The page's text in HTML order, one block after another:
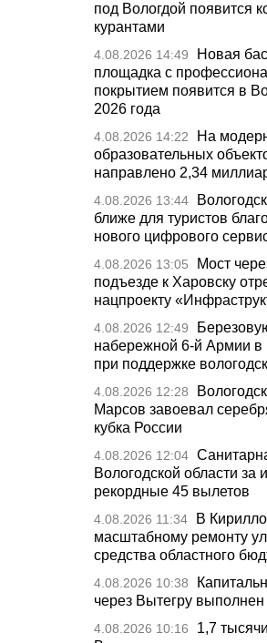
под Вологдой появится
курантами
4.08.2026 14:49
Новая
площадка с
покрытием появится в
2026 года
4.08.2026 14:22
На
образовательных
направлено 2,34
4.08.2026 13:44
ближе для туристов
нового цифрового
4.08.2026 13:05
Мост
подъезде к Харовску
нацпроекту
4.08.2026 12:49
набережной 6-й Армии в
при поддержке
4.08.2026 12:28
Марсов завоевал
кубка России
4.08.2026 12:04
Вологодской области
рекордные 45 вылетов
4.08.2026 11:34
В
масштабному ремонту
средства областного
4.08.2026 10:38
через Вытегру
4.08.2026 10:16
1,7